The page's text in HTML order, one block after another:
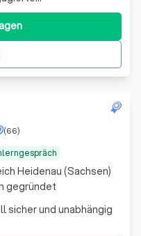
und Käufer,
zum Wohle aller
Immobiliene
(66)
sicher und unabhängig
Heidenau (Sachsen)
gegründet